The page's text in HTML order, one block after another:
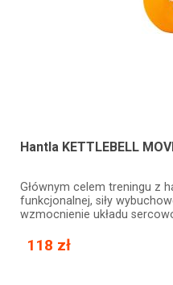
Hantla KETTLEBELL
Głównym celem treningu z
funkcjonalnej, siły
wzmocnienie układu
118 zł